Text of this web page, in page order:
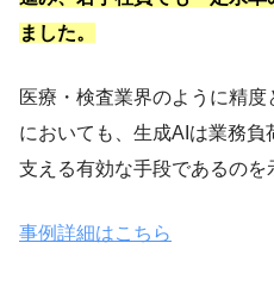
ました。
医療・検査業界のように精
においても、生成AIは業務
支える有効な手段であるのを
事例詳細はこちら